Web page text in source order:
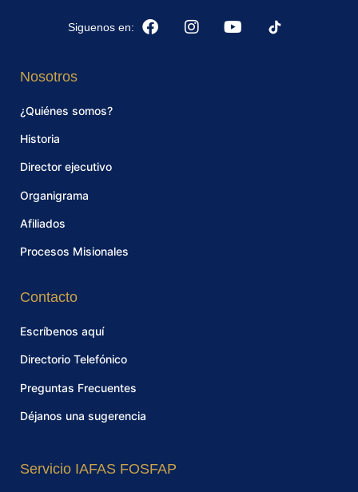
Siguenos en:
Nosotros
¿Quiénes somos?
Historia
Director ejecutivo
Organigrama
Afiliados
Procesos Misionales
Contacto
Escríbenos aquí
Directorio Telefónico
Preguntas Frecuentes
Déjanos una sugerencia
Servicio IAFAS FOSFAP